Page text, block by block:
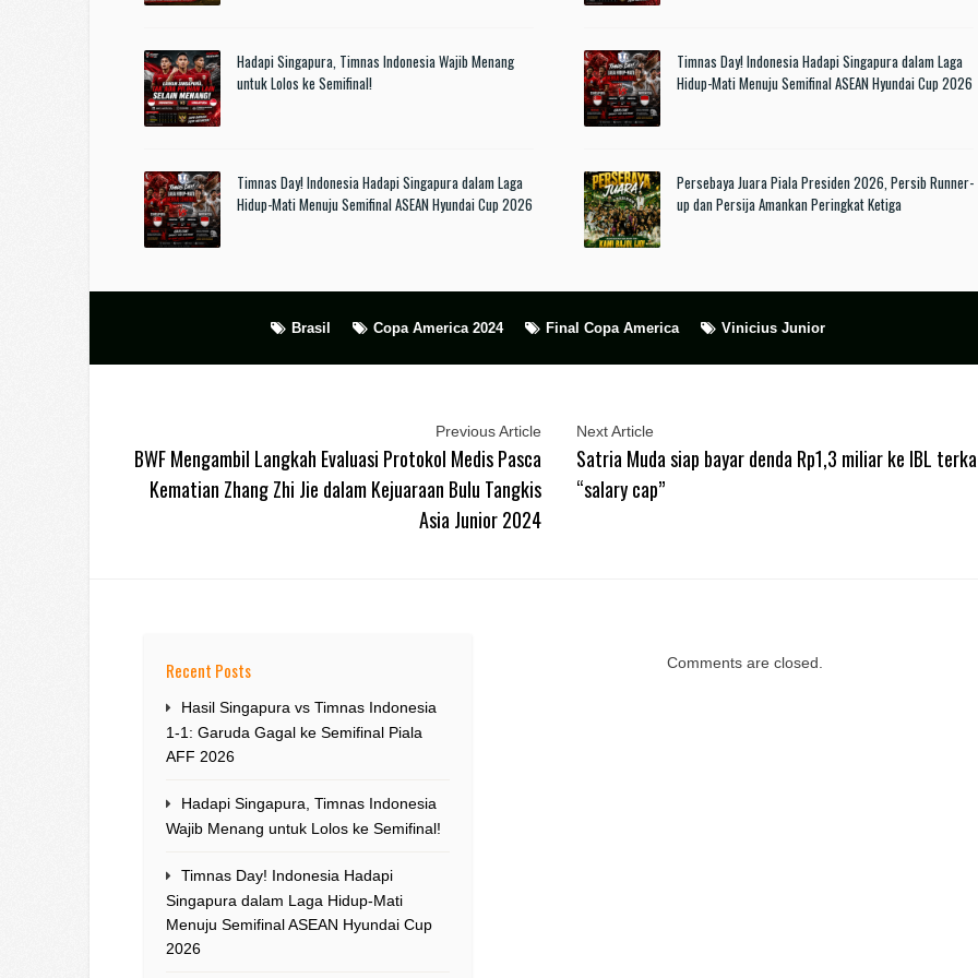
Hadapi Singapura, Timnas Indonesia Wajib Menang
untuk Lolos ke Semifinal!
Timnas Day! Indonesia Hadapi Singapura dalam Laga
Hidup-Mati Menuju Semifinal ASEAN Hyundai Cup 2026
Timnas Day! Indonesia Hadapi Singapura dalam Laga
Hidup-Mati Menuju Semifinal ASEAN Hyundai Cup 2026
Persebaya Juara Piala Presiden 2026, Persib Runner-
up dan Persija Amankan Peringkat Ketiga
Brasil Copa America 2024 Final Copa America Vinicius Junior
Previous Article
BWF Mengambil Langkah Evaluasi Protokol Medis Pasca
Kematian Zhang Zhi Jie dalam Kejuaraan Bulu Tangkis
Asia Junior 2024
Next Article
Satria Muda siap bayar denda Rp1,3 miliar ke IBL
“salary cap”
Recent Posts
Hasil Singapura vs Timnas Indonesia
1-1: Garuda Gagal ke Semifinal Piala
AFF 2026
Hadapi Singapura, Timnas Indonesia
Wajib Menang untuk Lolos ke Semifinal!
Timnas Day! Indonesia Hadapi
Singapura dalam Laga Hidup-Mati
Menuju Semifinal ASEAN Hyundai Cup
2026
Comments are closed.